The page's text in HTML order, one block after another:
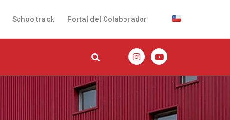
Schooltrack Portal del Colaborador